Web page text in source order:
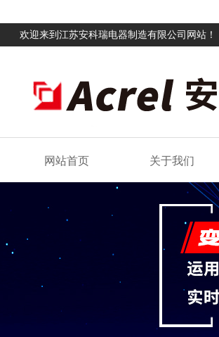
欢迎来到江苏安科瑞电器制造有限公司网站！
网站首页 关于我们